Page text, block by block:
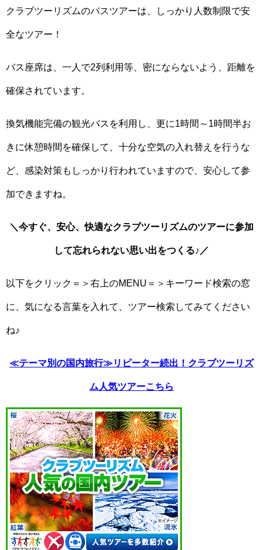
クラブツーリズムのバスツアーは、しっかり人数制限で安
全なツアー！
バス座席は、一人で2列利用等、密にならないよう、距離を
確保されています。
換気機能完備の観光バスを利用し、更に1時間～1時間半お
きに休憩時間を確保して、十分な空気の入れ替えを行うな
ど、感染対策もしっかり行われていますので、安心して参
加できますね。
＼今すぐ、安心、快適なクラブツーリズムのツアーに参加
して忘れられない思い出をつくる♪／
以下をクリック＝＞右上のMENU＝＞キーワード検索の窓
に、気になる言葉を入れて、ツアー検索してみてください
ね♪
≪テーマ別の国内旅行≫リピーター続出！クラブツーリズ
ム人気ツアーこちら